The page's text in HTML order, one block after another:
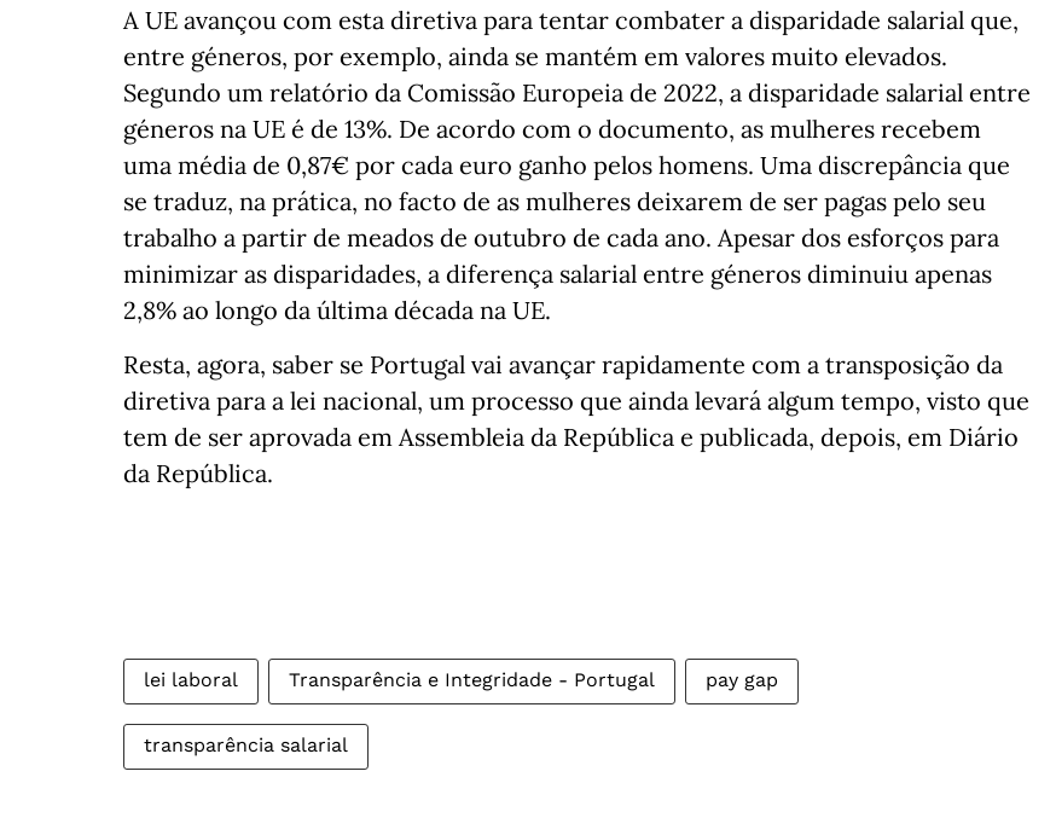
A UE avançou com esta diretiva para tentar combater a disparidade salarial que,
entre géneros, por exemplo, ainda se mantém em valores muito elevados.
Segundo um relatório da Comissão Europeia de 2022, a disparidade salarial entre
géneros na UE é de 13%. De acordo com o documento, as mulheres recebem
uma média de 0,87€ por cada euro ganho pelos homens. Uma discrepância que
se traduz, na prática, no facto de as mulheres deixarem de ser pagas pelo seu
trabalho a partir de meados de outubro de cada ano. Apesar dos esforços para
minimizar as disparidades, a diferença salarial entre géneros diminuiu apenas
2,8% ao longo da última década na UE.
Resta, agora, saber se Portugal vai avançar rapidamente com a transposição da
diretiva para a lei nacional, um processo que ainda levará algum tempo, visto que
tem de ser aprovada em Assembleia da República e publicada, depois, em Diário
da República.
lei laboral Transparência e Integridade - Portugal pay gap
transparência salarial